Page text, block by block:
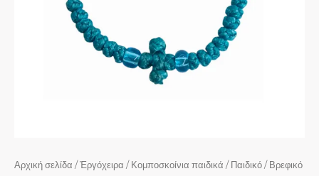
Αρχική σελίδα / Ἐργόχειρα / Κομποσκοίνια παιδικά / Παιδικό / Βρεφικό